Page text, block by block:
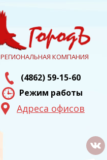
РЕГИОНАЛЬНАЯ КОМПАНИЯ
(4862) 59-15-60
Режим работы
Адреса офисов